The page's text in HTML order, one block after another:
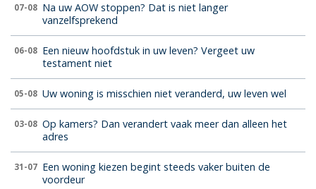
07-08 Na uw AOW stoppen? Dat is niet langer
vanzelfsprekend
06-08 Een nieuw hoofdstuk in uw leven? Vergeet uw
testament niet
05-08 Uw woning is misschien niet veranderd, uw leven wel
03-08 Op kamers? Dan verandert vaak meer dan alleen het
adres
31-07 Een woning kiezen begint steeds vaker buiten de
voordeur